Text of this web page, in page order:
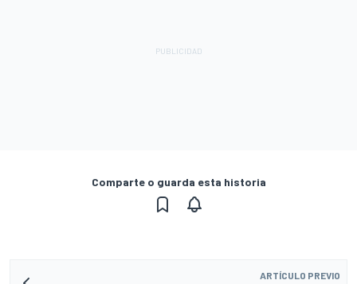
Comparte o guarda esta historia
ARTÍCULO PREVIO